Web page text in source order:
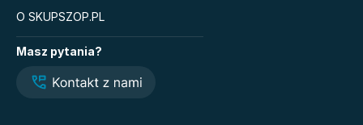
Książki
Legendy i Latte
Hazel Wood. Tom 1
O SKUPSZOP.PL
Masz pytania?